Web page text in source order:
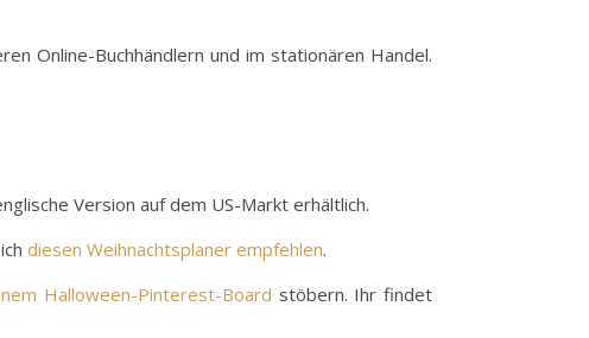
Online-Buchhändlern und im stationären Handel.
Version auf dem US-Markt erhältlich.
diesen Weihnachtsplaner empfehlen.
Halloween-Pinterest-Board stöbern. Ihr findet